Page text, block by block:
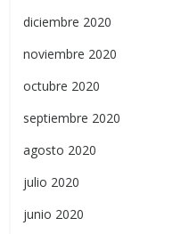
diciembre 2020
noviembre 2020
octubre 2020
septiembre 2020
agosto 2020
julio 2020
junio 2020